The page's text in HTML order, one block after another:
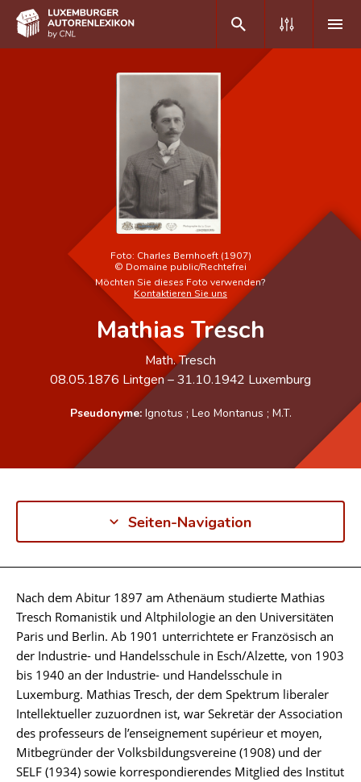
Autor(inn)en A-Z
Erweiterte Suche
Häufige Fragen und Antworten
Forschungsgruppe
Foto: Charles Bernhoeft (1907)
© Domaine public/Rechtefrei
Möchten Sie dieses Foto verwenden?
Kontaktieren Sie uns
Mathias Tresch
Math. Tresch
08.05.1876 Lintgen–31.10.1942 Luxemburg
Pseudonyme: Ignotus ; Leo Montanus ; M.T.
Seiten-Navigation
Biographie
Nach dem Abitur 1897 am Athenäum studierte Mathias
Tresch Romanistik und Altphilologie an den Universitäten
Paris und Berlin. Ab 1901 unterrichtete er Französisch an
der Industrie- und Handelsschule in Esch/Alzette, von 1903
bis 1940 an der Industrie- und Handelsschule in
Luxemburg. Mathias Tresch, der dem Spektrum liberaler
Intellektueller zuzuordnen ist, war Sekretär der Association
des professeurs de l’enseignement supérieur et moyen,
Mitbegründer der Volksbildungsvereine (1908) und der
SELF (1934) sowie korrespondierendes Mitglied des Institut